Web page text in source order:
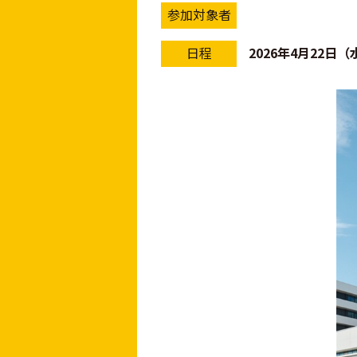
参加対象者
日程
2026年4月22日（